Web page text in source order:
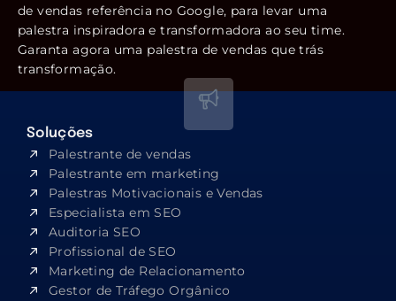
de vendas referência no Google, para levar uma
palestra inspiradora e transformadora ao seu time.
Garanta agora uma palestra de vendas que trás
transformação.
Soluções
Palestrante de vendas
Palestrante em marketing
Palestras Motivacionais e Vendas
Especialista em SEO​
Auditoria SEO
Profissional de SEO
Marketing de Relacionamento
Gestor de Tráfego Orgânico